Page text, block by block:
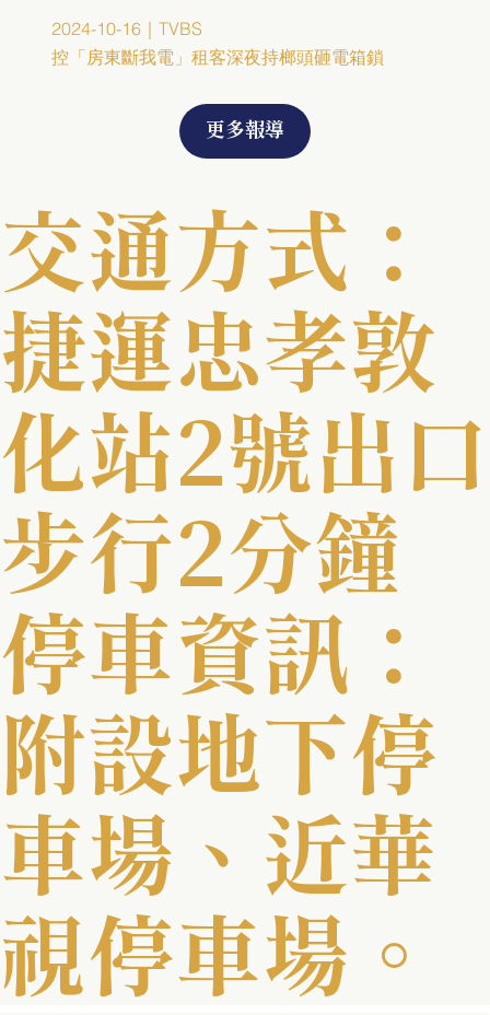
交通方式：
捷運忠孝敦
化站2號出口
步行2分鐘
停車資訊：
附設地下停
車場、近華
視停車場。
更多報導
控「房東斷我電」租客深夜持榔頭砸電箱鎖
2024-10-16｜TVBS